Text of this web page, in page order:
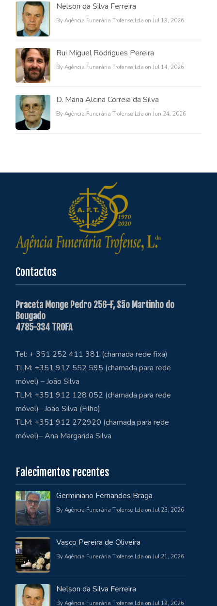
Nelson da Silva Ferreira
By Agência Funerária Trofense Lda on Jul 19, 2026
Rui Miguel Rodrigues Pereira
By Agência Funerária Trofense Lda on Jul 14, 2026
D. Maria Alcina Correia da Silva
By Agência Funerária Trofense Lda on Jun 24, 2026
Contactos
Praceta Monge Pedro 256-F, São Martinho do
Bougado
4785-334 TROFA
Tel: + 351 252 411 381 (chamada rede fixa)
TLM: +351 917 552 595 (chamada para rede
móvel) – João Silva
TLM: +351 912 128 052 (chamada para rede
móvel)– João Silva (Filho)
TLM: +351 912 272920 (chamada para rede
móvel)– Ana Margarida Silva
Falecimentos recentes
Germiniano Fernandes Braga
By Agência Funerária Trofense Lda on Jul 23, 2026
Vasco Pereira de Oliveira
By Agência Funerária Trofense Lda on Jul 21, 2026
Nelson da Silva Ferreira
By Agência Funerária Trofense Lda on Jul 19, 2026